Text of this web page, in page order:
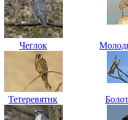
Чеглок
Тетеревятнк